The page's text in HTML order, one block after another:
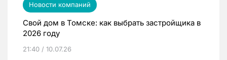
Новости компаний
Свой дом в Томске: как выбрать застройщика в
2026 году
21:40 / 10.07.26